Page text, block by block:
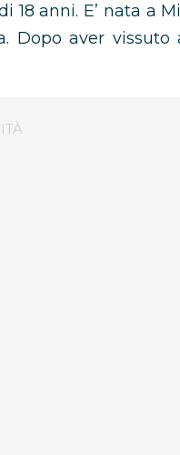
18 anni. E’ nata a
Dopo aver vissuto